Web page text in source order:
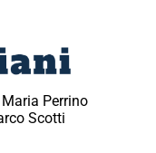
Perrino
Scotti